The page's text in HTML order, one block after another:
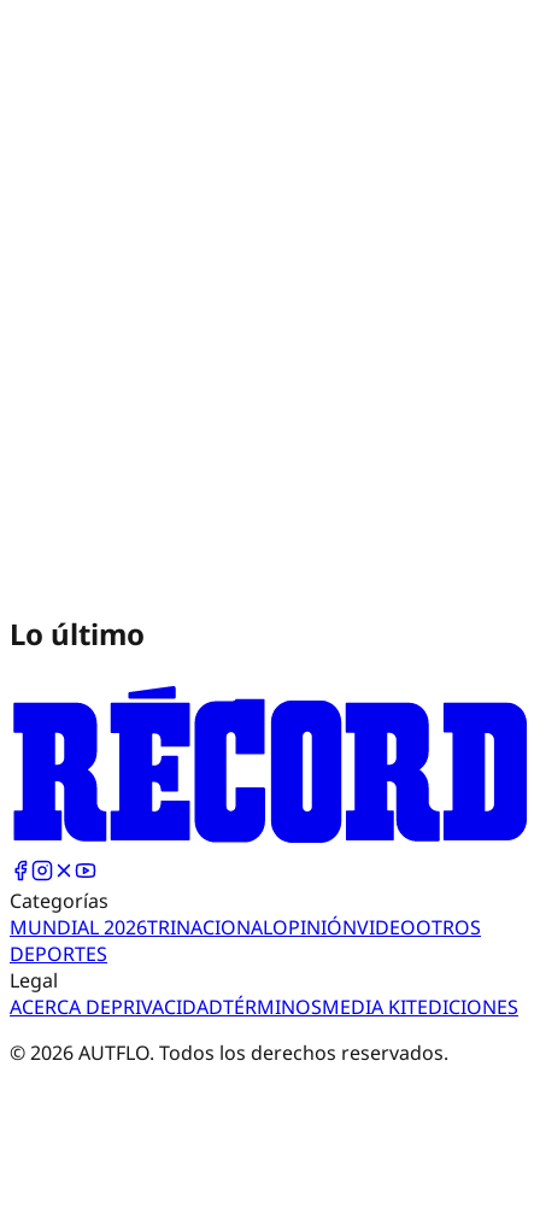
Lo último
Categorías
MUNDIAL 2026TRINACIONALOPINIÓNVIDEOOTROS
DEPORTES
Legal
ACERCA DEPRIVACIDADTÉRMINOSMEDIA KITEDICIONES
©2026AUTFLO. Todos los derechos reservados.